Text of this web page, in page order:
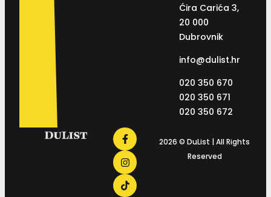
Ćira Carića 3,
20 000
Dubrovnik
info@dulist.hr
020 350 670
020 350 671
020 350 672
2026 © DuList | All Rights
Reserved